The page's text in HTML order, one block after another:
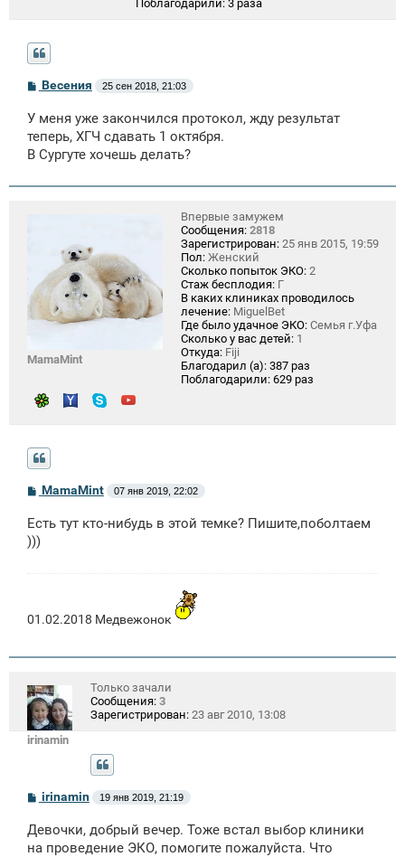
Поблагодарили: 3 раза
С
б
щ
е
н
е
Весения 25 сен 2018, 21:03
У меня уже закончился протокол, жду результат
теперь, ХГЧ сдавать 1 октября.
В Сургуте хочешь делать?
MamaMint
Впервые замужем
Сообщения: 2818
Зарегистрирован: 25 янв 2015, 19:59
Пол: Женский
Сколько попыток ЭКО: 2
Стаж бесплодия: Г
В каких клиниках проводилось
лечение: MiguelBet
Где было удачное ЭКО: Семья г.Уфа
Сколько у вас детей: 1
Откуда: Fiji
Благодарил (а): 387 раз
Поблагодарили: 629 раз
С
б
щ
е
MamaMint 07 янв 2019, 22:02
Есть тут кто-нибудь в этой темке? Пишите,поболтаем
)))
01.02.2018 Медвежонок
irinamin
Только зачали
Сообщения: 3
Зарегистрирован: 23 авг 2010, 13:08
С
б
щ
irinamin 19 янв 2019, 21:19
Девочки, добрый вечер. Тоже встал выбор клиники
на проведение ЭКО, помогите пожалуйста. Что